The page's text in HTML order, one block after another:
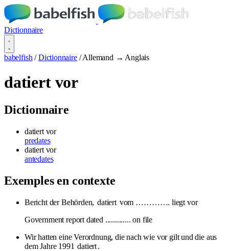
Dictionnaire
babelfish / Dictionnaire / Allemand → Anglais
datiert vor
Dictionnaire
datiert vor
predates
datiert vor
antedates
Exemples en contexte
Bericht der Behörden, datiert vom …………. liegt vor
Government report dated ............. on file
Wir hatten eine Verordnung, die nach wie vor gilt und die aus
dem Jahre 1991 datiert.